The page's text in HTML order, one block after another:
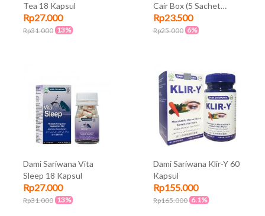
Tea 18 Kapsul
Rp27.000
Rp31.000 13%
Cair Box (5 Sachet
@10ml)
Rp23.500
Rp25.000 6%
Dami Sariwana Vita
Sleep 18 Kapsul
Rp27.000
Rp31.000 13%
Dami Sariwana Klir-Y 60
Kapsul
Rp155.000
Rp165.000 6.1%